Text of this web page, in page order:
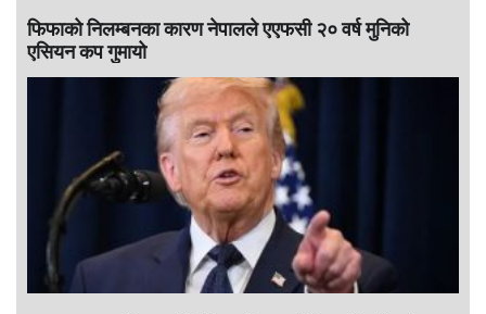
फिफाको निलम्बनका कारण नेपालले एएफसी २० वर्ष मुनिको
एसियन कप गुमायो